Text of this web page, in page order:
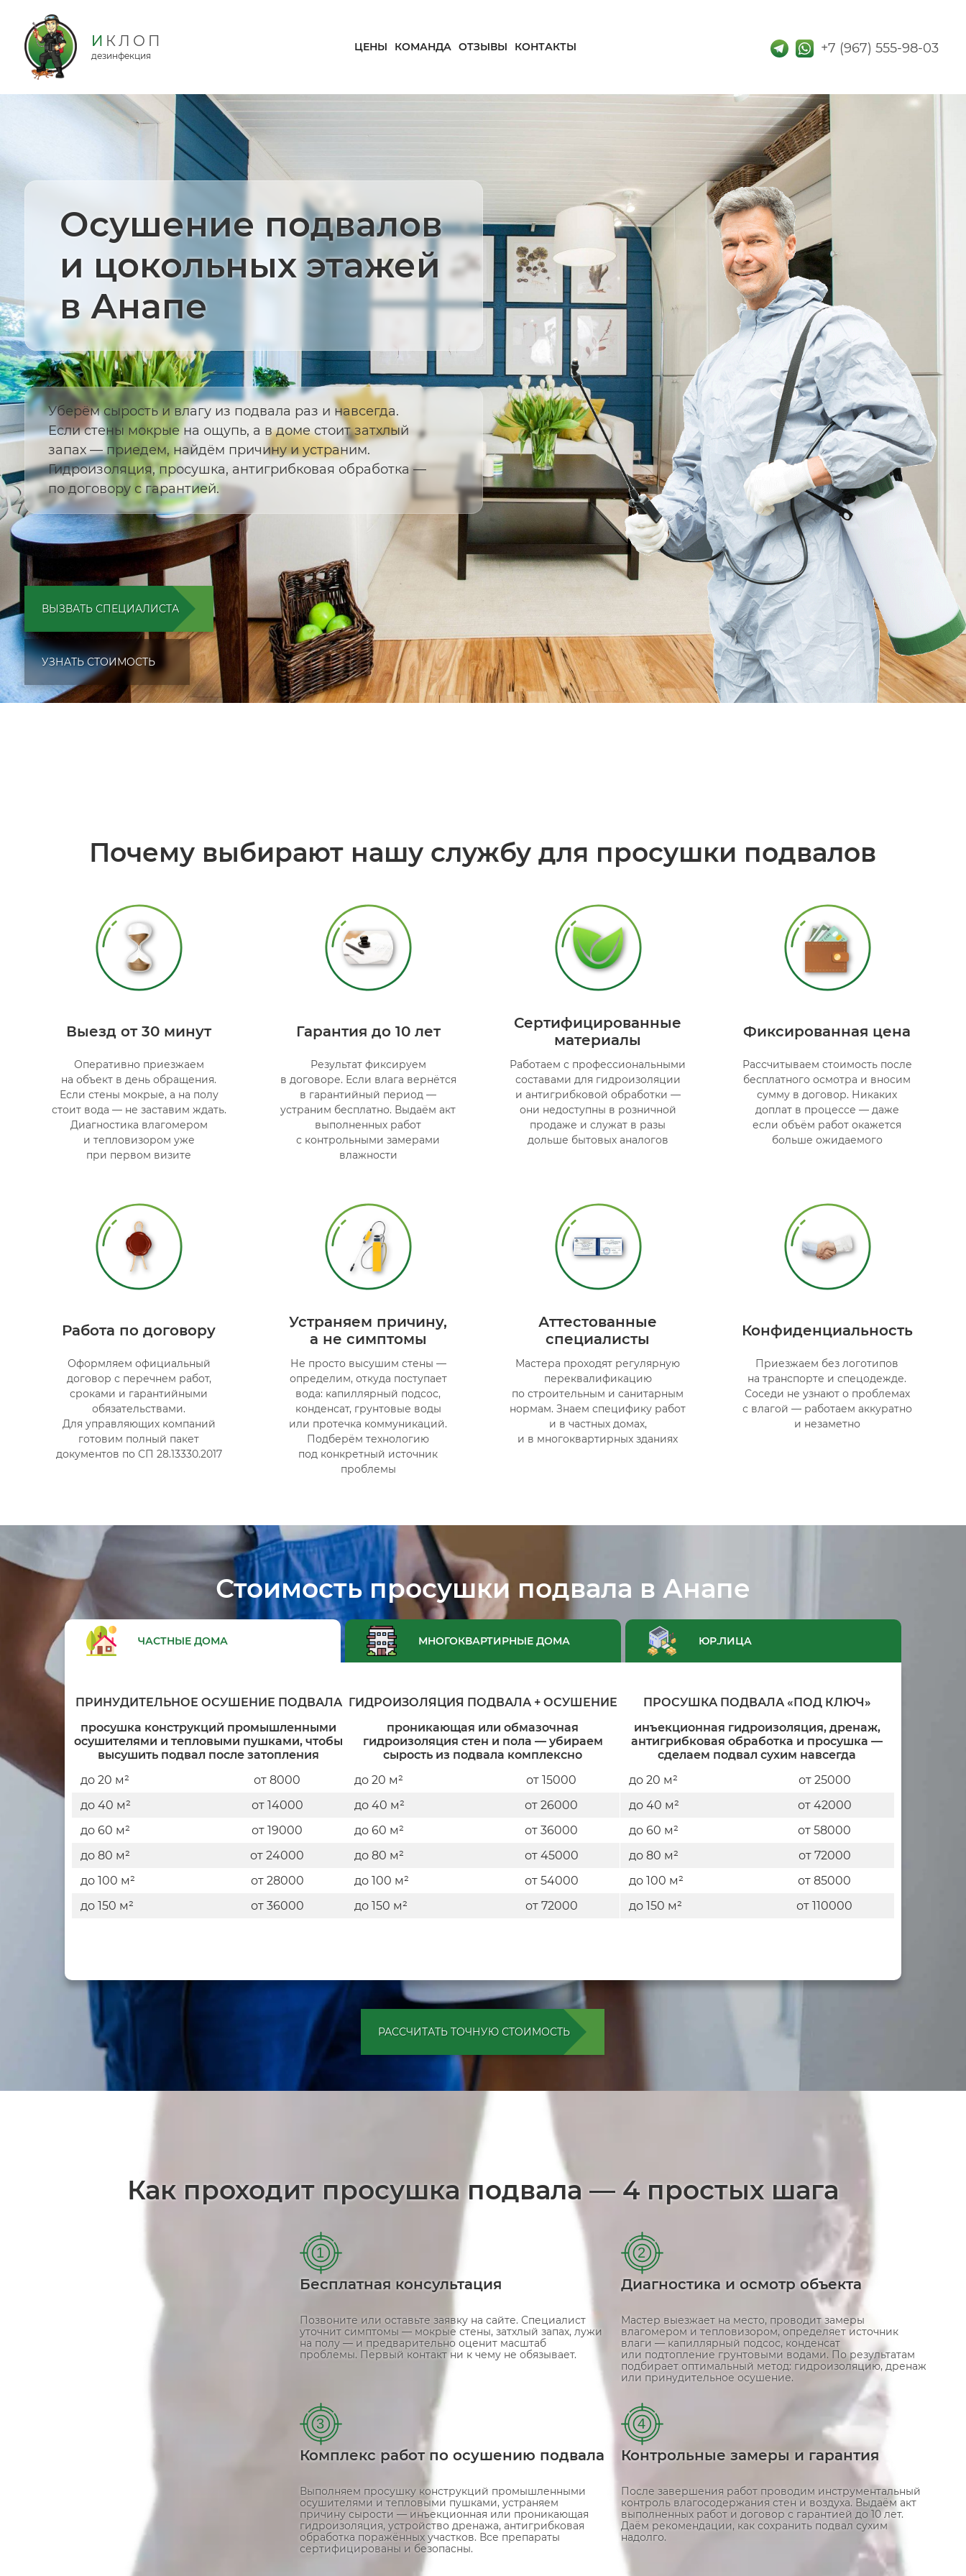
дезинфекция
ЦЕНЫ КОМАНДА ОТЗЫВЫ КОНТАКТЫ
Осушение подвалов
и цокольных этажей
в Анапе
Уберём сырость и влагу из подвала раз и навсегда.
Если стены мокрые на ощупь, а в доме стоит затхлый
запах — приедем, найдём причину и устраним.
Гидроизоляция, просушка, антигрибковая обработка —
по договору с гарантией.
ВЫЗВАТЬ СПЕЦИАЛИСТА
УЗНАТЬ СТОИМОСТЬ
Почему выбирают нашу службу для просушки подвалов
Выезд от 30 минут
Оперативно приезжаем
на объект в день обращения.
Если стены мокрые, а на полу
стоит вода — не заставим ждать.
Диагностика влагомером
и тепловизором уже
при первом визите
Гарантия до 10 лет
Результат фиксируем
в договоре. Если влага вернётся
в гарантийный период —
устраним бесплатно. Выдаём акт
выполненных работ
с контрольными замерами
влажности
Сертифицированные
материалы
Работаем с профессиональными
составами для гидроизоляции
и антигрибковой обработки —
они недоступны в розничной
продаже и служат в разы
дольше бытовых аналогов
Фиксированная цена
Рассчитываем стоимость после
бесплатного осмотра и вносим
сумму в договор. Никаких
доплат в процессе — даже
если объём работ окажется
больше ожидаемого
Работа по договору
Оформляем официальный
договор с перечнем работ,
сроками и гарантийными
обязательствами.
Для управляющих компаний
готовим полный пакет
документов по СП 28.13330.2017
Устраняем причину,
а не симптомы
Не просто высушим стены —
определим, откуда поступает
вода: капиллярный подсос,
конденсат, грунтовые воды
или протечка коммуникаций.
Подберём технологию
под конкретный источник
проблемы
Аттестованные
специалисты
Мастера проходят регулярную
переквалификацию
по строительным и санитарным
нормам. Знаем специфику работ
и в частных домах,
и в многоквартирных зданиях
Конфиденциальность
Приезжаем без логотипов
на транспорте и спецодежде.
Соседи не узнают о проблемах
с влагой — работаем аккуратно
и незаметно
Стоимость просушки подвала в Анапе
ЧАСТНЫЕ ДОМА МНОГОКВАРТИРНЫЕ ДОМА ЮР.ЛИЦА
ПРИНУДИТЕЛЬНОЕ ОСУШЕНИЕ ПОДВАЛА
просушка конструкций промышленными
осушителями и тепловыми пушками, чтобы
высушить подвал после затопления
до 20 м²
от 8000
до 40 м²
от 14000
до 60 м²
от 19000
до 80 м²
от 24000
до 100 м²
от 28000
до 150 м²
от 36000
ГИДРОИЗОЛЯЦИЯ ПОДВАЛА + ОСУШЕНИЕ
проникающая или обмазочная
гидроизоляция стен и пола — убираем
сырость из подвала комплексно
до 20 м²
от 15000
до 40 м²
от 26000
до 60 м²
от 36000
до 80 м²
от 45000
до 100 м²
от 54000
до 150 м²
от 72000
ПРОСУШКА ПОДВАЛА «ПОД КЛЮЧ»
инъекционная гидроизоляция, дренаж,
антигрибковая обработка и просушка —
сделаем подвал сухим навсегда
до 20 м²
от 25000
до 40 м²
от 42000
до 60 м²
от 58000
до 80 м²
от 72000
до 100 м²
от 85000
до 150 м²
от 110000
РАССЧИТАТЬ ТОЧНУЮ СТОИМОСТЬ
Как проходит просушка подвала — 4 простых шага
1
Бесплатная консультация
Позвоните или оставьте заявку на сайте. Специалист
уточнит симптомы — мокрые стены, затхлый запах, лужи
на полу — и предварительно оценит масштаб
проблемы. Первый контакт ни к чему не обязывает.
2
Диагностика и осмотр объекта
Мастер выезжает на место, проводит замеры
влагомером и тепловизором, определяет источник
влаги — капиллярный подсос, конденсат
или подтопление грунтовыми водами. По результатам
подбирает оптимальный метод: гидроизоляцию, дренаж
или принудительное осушение.
3
Комплекс работ по осушению подвала
Выполняем просушку конструкций промышленными
осушителями и тепловыми пушками, устраняем
причину сырости — инъекционная или проникающая
гидроизоляция, устройство дренажа, антигрибковая
обработка поражённых участков. Все препараты
сертифицированы и безопасны.
4
Контрольные замеры и гарантия
После завершения работ проводим инструментальный
контроль влагосодержания стен и воздуха. Выдаём акт
выполненных работ и договор с гарантией до 10 лет.
Даём рекомендации, как сохранить подвал сухим
надолго.